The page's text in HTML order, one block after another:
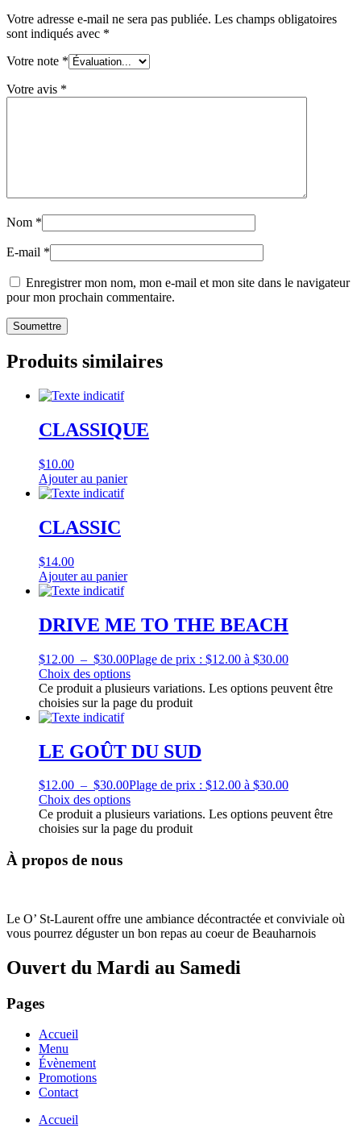
Votre adresse e-mail ne sera pas publiée. Les champs obligatoires
sont indiqués avec *
Votre note *
Votre avis *
Nom *
E-mail *
Enregistrer mon nom, mon e-mail et mon site dans le navigateur
pour mon prochain commentaire.
Produits similaires
CLASSIQUE
$10.00
Ajouter au panier
CLASSIC
$14.00
Ajouter au panier
DRIVE ME TO THE BEACH
$12.00 – $30.00Plage de prix : $12.00 à $30.00
Choix des options
Ce produit a plusieurs variations. Les options peuvent être
choisies sur la page du produit
LE GOÛT DU SUD
$12.00 – $30.00Plage de prix : $12.00 à $30.00
Choix des options
Ce produit a plusieurs variations. Les options peuvent être
choisies sur la page du produit
À propos de nous
Le O’ St-Laurent offre une ambiance décontractée et conviviale où
vous pourrez déguster un bon repas au coeur de Beauharnois
Ouvert du Mardi au Samedi
Pages
Accueil
Menu
Évènement
Promotions
Contact
Accueil